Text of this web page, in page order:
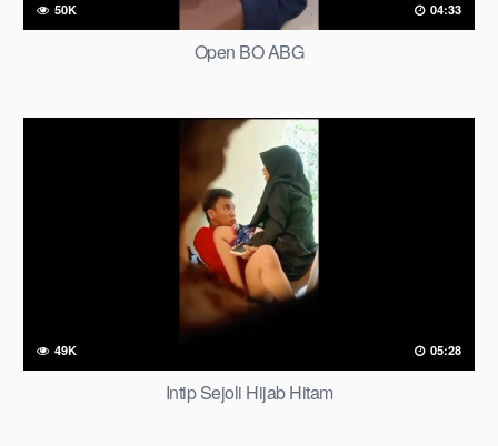
50K 04:33
Open BO ABG
49K 05:28
Intip Sejoli Hijab Hitam